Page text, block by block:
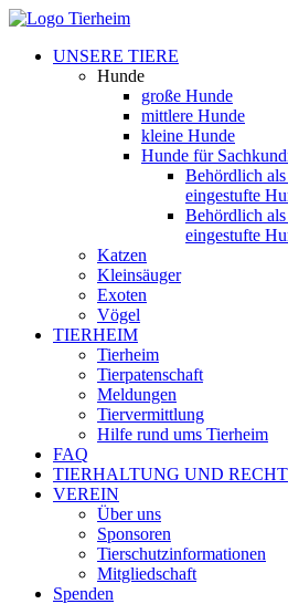
UNSERE TIERE
Hunde
große Hunde
mittlere Hunde
kleine Hunde
Hunde für
Behördlich
eingestufte
Behördlich
eingestufte
Katzen
Kleinsäuger
Exoten
Vögel
TIERHEIM
Tierheim
Tierpatenschaft
Meldungen
Tiervermittlung
Hilfe rund ums Tierheim
FAQ
TIERHALTUNG UND RECHT
VEREIN
Über uns
Sponsoren
Tierschutzinformationen
Mitgliedschaft
Spenden